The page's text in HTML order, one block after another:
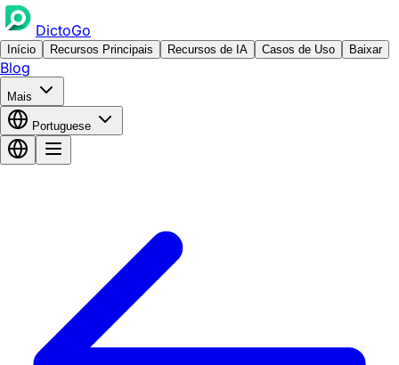
DictoGo
Início Recursos Principais Recursos de IA Casos de Uso Baixar
Blog
Mais
Portuguese